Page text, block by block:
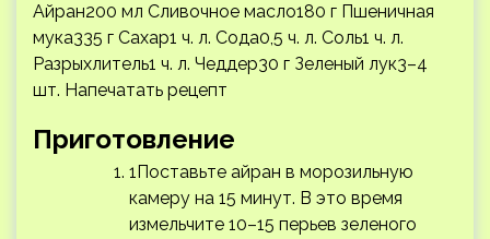
Айран200 мл Сливочное масло180 г Пшеничная
мука335 г Сахар1 ч. л. Сода0,5 ч. л. Соль1 ч. л.
Разрыхлитель1 ч. л. Чеддер30 г Зеленый лук3–4
шт. Напечатать рецепт
Приготовление
1Поставьте айран в морозильную
камеру на 15 минут. В это время
измельчите 10–15 перьев зеленого